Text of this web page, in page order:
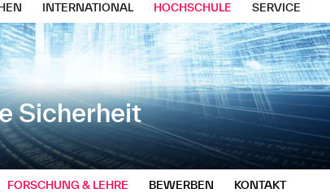
Sicherheit
INTERNATIONAL HOCHSCHULE SERVICE
FORSCHUNG & LEHRE BEWERBEN KONTAKT